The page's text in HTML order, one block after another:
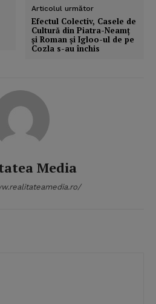
Articolul următor
Efectul Colectiv, Casele de
Cultură din Piatra-Neamţ
şi Roman şi Igloo-ul de pe
Cozla s-au închis
Media